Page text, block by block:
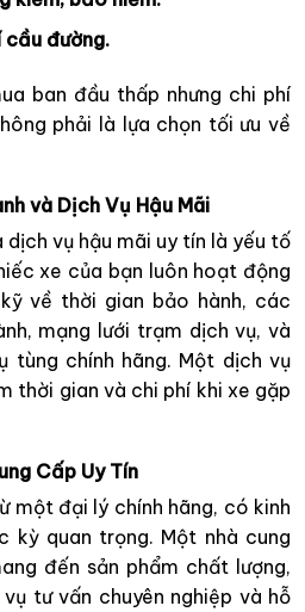
cầu đường.
ban đầu thấp nhưng chi phí
phải là lựa chọn tối ưu về
và Dịch Vụ Hậu Mãi
dịch vụ hậu mãi uy tín là yếu tố
xe của bạn luôn hoạt động
về thời gian bảo hành, các
mạng lưới trạm dịch vụ, và
tùng chính hãng. Một dịch vụ
thời gian và chi phí khi xe gặp
Cấp Uy Tín
một đại lý chính hãng, có kinh
kỳ quan trọng. Một nhà cung
đến sản phẩm chất lượng,
tư vấn chuyên nghiệp và hỗ